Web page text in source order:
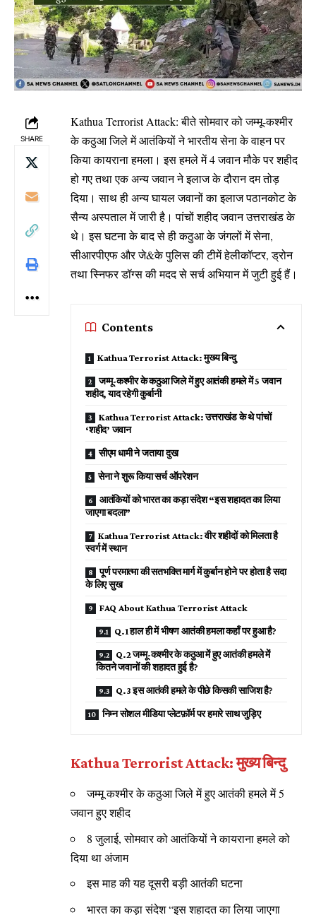
SHARE
Kathua Terrorist Attack: बीते सोमवार को जम्मू-कश्मीर
के कठुआ जिले में आतंकियों ने भारतीय सेना के वाहन पर
किया कायराना हमला। इस हमले में 4 जवान मौके पर शहीद
हो गए तथा एक अन्य जवान ने इलाज के दौरान दम तोड़
दिया। साथ ही अन्य घायल जवानों का इलाज पठानकोट के
सैन्य अस्पताल में जारी है। पांचों शहीद जवान उत्तराखंड के
थे। इस घटना के बाद से ही कठुआ के जंगलों में सेना,
सीआरपीएफ और जे&के पुलिस की टीमें हेलीकॉप्टर, ड्रोन
तथा स्निफर डॉग्स की मदद से सर्च अभियान में जुटी हुई हैं।
Contents
Kathua Terrorist Attack: मुख्य बिन्दु
जम्मू-कश्मीर के कठुआ जिले में हुए आतंकी हमले में 5 जवान
शहीद, याद रहेगी कुर्बानी
Kathua Terrorist Attack: उत्तराखंड के थे पांचों
‘शहीद’ जवान
सीएम धामी ने जताया दुख
सेना ने शुरू किया सर्च ऑपरेशन
आतंकियों को भारत का कड़ा संदेश “इस शहादत का लिया
जाएगा बदला”
Kathua Terrorist Attack: वीर शहीदों को मिलता है
स्वर्ग में स्थान
पूर्ण परमात्मा की सतभक्ति मार्ग में कुर्बान होने पर होता है सदा
के लिए सुख
FAQ About Kathua Terrorist Attack
Q.1 हाल ही में भीषण आतंकी हमला कहाँ पर हुआ है?
Q.2 जम्मू-कश्मीर के कठुआ में हुए आतंकी हमले में
कितने जवानों की शहादत हुई है?
Q.3 इस आतंकी हमले के पीछे किसकी साजिश है?
निम्न सोशल मीडिया प्लेटफ़ॉर्म पर हमारे साथ जुड़िए
Kathua Terrorist Attack: मुख्य बिन्दु
जम्मू कश्मीर के कठुआ जिले में हुए आतंकी हमले में 5
जवान हुए शहीद
8 जुलाई, सोमवार को आतंकियों ने कायराना हमले को
दिया था अंजाम
इस माह की यह दूसरी बड़ी आतंकी घटना
भारत का कड़ा संदेश “इस शहादत का लिया जाएगा